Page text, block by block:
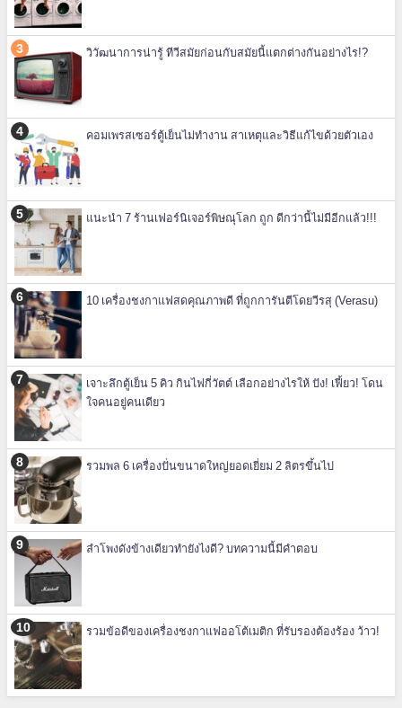
วิวัฒนาการน่ารู้ ทีวีสมัยก่อนกับสมัยนี้แตกต่างกันอย่างไร!?
คอมเพรสเซอร์ตู้เย็นไม่ทำงาน สาเหตุและวิธีแก้ไขด้วยตัวเอง
แนะนำ 7 ร้านเฟอร์นิเจอร์พิษณุโลก ถูก ดีกว่านี้ไม่มีอีกแล้ว!!!
10 เครื่องชงกาแฟสดคุณภาพดี ที่ถูกการันตีโดยวีรสุ (Verasu)
เจาะลึกตู้เย็น 5 คิว กินไฟกี่วัตต์ เลือกอย่างไรให้ ปัง! เฟี้ยว! โดน
ใจคนอยู่คนเดียว
รวมพล 6 เครื่องปั่นขนาดใหญ่ยอดเยี่ยม 2 ลิตรขึ้นไป
ลำโพงดังข้างเดียวทำยังไงดี? บทความนี้มีคำตอบ
รวมข้อดีของเครื่องชงกาแฟออโต้เมติก ที่รับรองต้องร้อง ว้าว!